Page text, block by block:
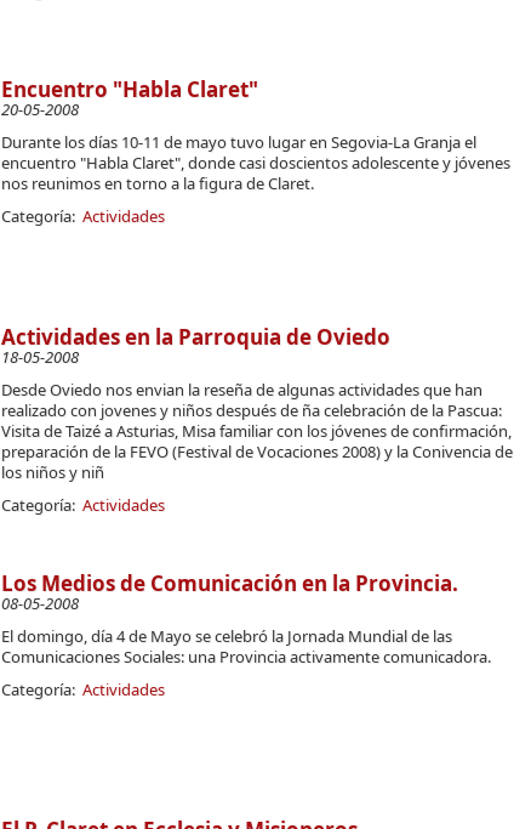
Encuentro "Habla Claret"
20-05-2008
Durante los días 10-11 de mayo tuvo lugar en Segovia-La Granja el
encuentro "Habla Claret", donde casi doscientos adolescente y jóvenes
nos reunimos en torno a la figura de Claret.
Categoría: Actividades
Actividades en la Parroquia de Oviedo
18-05-2008
Desde Oviedo nos envian la reseña de algunas actividades que han
realizado con jovenes y niños después de ña celebración de la Pascua:
Visita de Taizé a Asturias, Misa familiar con los jóvenes de confirmación,
preparación de la FEVO (Festival de Vocaciones 2008) y la Conivencia de
los niños y niñ
Categoría: Actividades
Los Medios de Comunicación en la Provincia.
08-05-2008
El domingo, día 4 de Mayo se celebró la Jornada Mundial de las
Comunicaciones Sociales: una Provincia activamente comunicadora.
Categoría: Actividades